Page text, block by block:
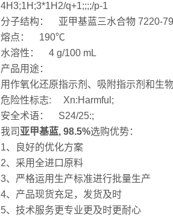
4H3;1H;3*1H2/q+1;;;;/p-1
分子结构： 亚甲基蓝三水合物 7220-
熔点： 190℃
水溶性： 4 g/100 mL
产品用途：
用作氧化还原指示剂、吸附指示剂和生
危险性标志: Xn:Harmful;
安全术语： S24/25:;
我司 亚甲基蓝, 98.5%选购优势：
1、良好的优化方案
2、采用全进口原料
3、严格运用生产标准进行批量生产
4、产品现货充足，发货及时
5、技术服务更专业更及时更耐心